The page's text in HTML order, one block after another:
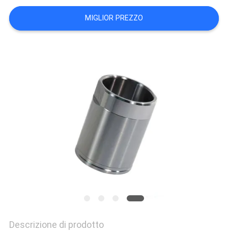
MAPPA
DEL
MIGLIOR PREZZO
Descrizione di prodotto